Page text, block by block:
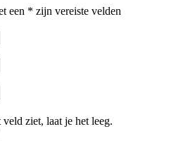
een * zijn vereiste velden
ziet, laat je het leeg.